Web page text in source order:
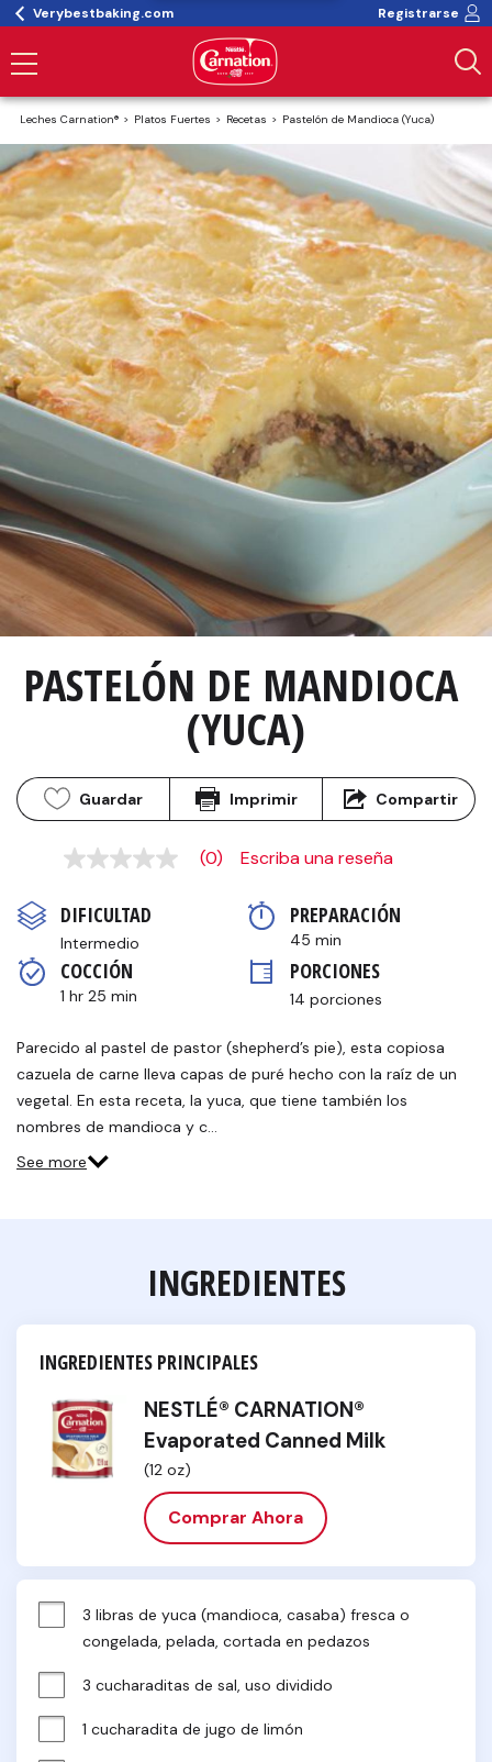
Verybestbaking.com Registrarse
Leches Carnation® Platos Fuertes Recetas Pastelón de Mandioca (Yuca)
PASTELÓN DE MANDIOCA
(YUCA)
Guardar Imprimir Compartir
Sin
en
la
misma
página.
(0) Escriba una reseña
DIFICULTAD
Intermedio
PREPARACIÓN
45 min
COCCIÓN
1 hr 25 min
PORCIONES
14 porciones
Parecido al pastel de pastor (shepherd’s pie), esta copiosa
cazuela de carne lleva capas de puré hecho con la raíz de un
vegetal. En esta receta, la yuca, que tiene también los
nombres de mandioca y c…
See more
INGREDIENTES
INGREDIENTES PRINCIPALES
NESTLÉ® CARNATION®
Evaporated Canned Milk
(12 oz)
Comprar Ahora
3 libras de yuca (mandioca, casaba) fresca o
congelada, pelada, cortada en pedazos
3 cucharaditas de sal, uso dividido
1 cucharadita de jugo de limón